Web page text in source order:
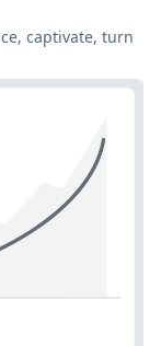
captivate, turn